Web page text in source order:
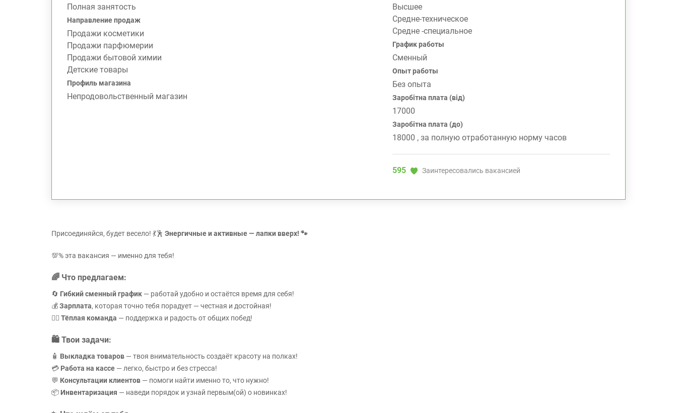
Полная занятость
Направление продаж
Продажи косметики
Продажи парфюмерии
Продажи бытовой химии
Детские товары
Профиль магазина
Непродовольственный магазин
Высшее
Средне-техническое
Средне -специальное
График работы
Сменный
Опыт работы
Без опыта
Заробітна плата (від)
17000
Заробітна плата (до)
18000 , за полную отработанную норму часов
595 Заинтересовались вакансией
Присоединяйся, будет весело! 💃🕺 Энергичные и активные — лапки вверх! 🐾
💯% эта вакансия — именно для тебя!
🌈 Что предлагаем:
🔄 Гибкий сменный график — работай удобно и остаётся время для себя!
💰Зарплата, которая точно тебя порадует — честная и достойная!
👯‍♀️ Тёплая команда — поддержка и радость от общих побед!
🛍️ Твои задачи:
🧴 Выкладка товаров — твоя внимательность создаёт красоту на полках!
💳 Работа на кассе — легко, быстро и без стресса!
💬 Консультации клиентов — помоги найти именно то, что нужно!
📦Инвентаризация — наведи порядок и узнай первым(ой) о новинках!